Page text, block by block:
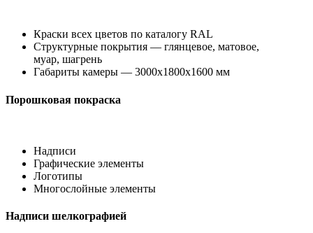
Краски всех цветов по каталогу RAL
Структурные покрытия — глянцевое, матовое,
муар, шагрень
Габариты камеры — 3000х1800х1600 мм
Порошковая покраска
Надписи
Графические элементы
Логотипы
Многослойные элементы
Надписи шелкографией